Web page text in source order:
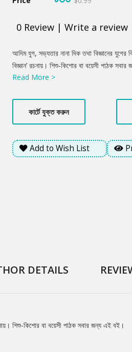
0 Review | Write a review
Product
Summery
আদিম যুগ, সভ্যতার নানা দিক তথা বিজ্ঞানের যুগের
বিজ্ঞান’ রচনায়। শিশু-কিশোর বা বয়েসী পাঠক
Read More >
কার্টে যুক্ত করুন
Add to Wish List
DETAILS
শিশু-কিশোর বা বয়েসী পাঠক সবার জন্য এই বই।